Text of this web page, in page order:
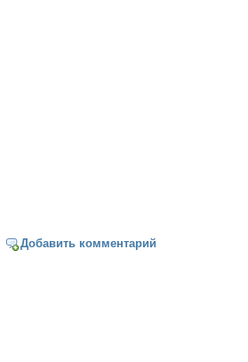
Добавить комментарий